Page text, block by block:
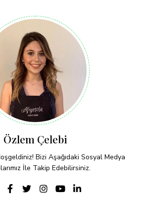
Özlem Çelebi
Bizi Aşağıdaki Sosyal Medya
İle Takip Edebilirsiniz.